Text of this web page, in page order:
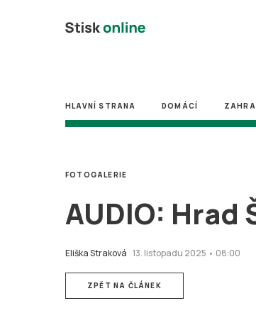
HLAVNÍ STRANA DOMÁCÍ
AUDIO:
Eliška Straková 13. listopadu 2025 • 08:00
FOTOGALERIE
ZPĚT NA ČLÁNEK